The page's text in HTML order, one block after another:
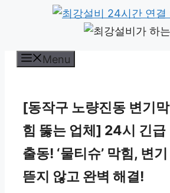
Menu
[동작구 노량진동 변기막
힘 뚫는 업체] 24시 긴급
출동! ‘물티슈’ 막힘, 변기
뜯지 않고 완벽 해결!